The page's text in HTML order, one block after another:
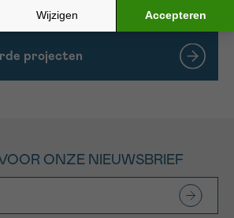
projecten
ONZE NIEUWSBRIEF